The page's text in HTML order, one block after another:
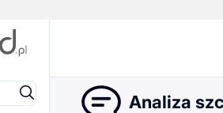
Analiza